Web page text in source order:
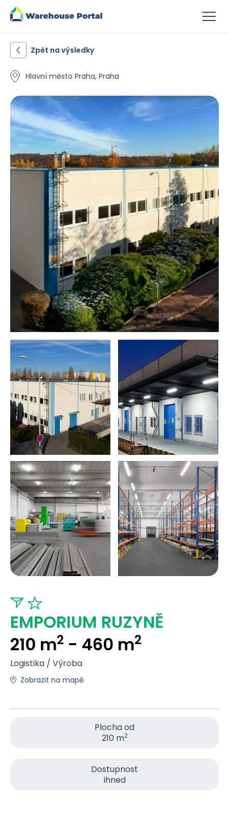
Zpět na výsledky
Hlavní město Praha, Praha
EMPORIUM RUZYNĚ
210 m2 - 460 m2
Logistika / Výroba
Zobrazit na mapě
Plocha od
210 m2
Dostupnost
ihned